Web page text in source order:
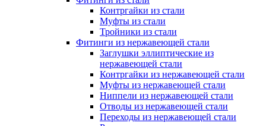
Контргайки из стали
Муфты из стали
Тройники из стали
Фитинги из нержавеющей стали
Заглушки эллиптические из
нержавеющей стали
Контргайки из нержавеющей стали
Муфты из нержавеющей стали
Ниппели из нержавеющей стали
Отводы из нержавеющей стали
Переходы из нержавеющей стали